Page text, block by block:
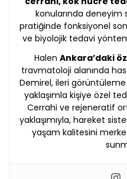
konularında deneyim
pratiğinde fonksiyonel
ve biyolojik tedavi
Halen Ankara’daki
travmatoloji alanında
Demirel, ileri
yaklaşımla kişiye özel
Cerrahi ve rejeneratif
yaklaşımıyla, hareket
yaşam kalitesini